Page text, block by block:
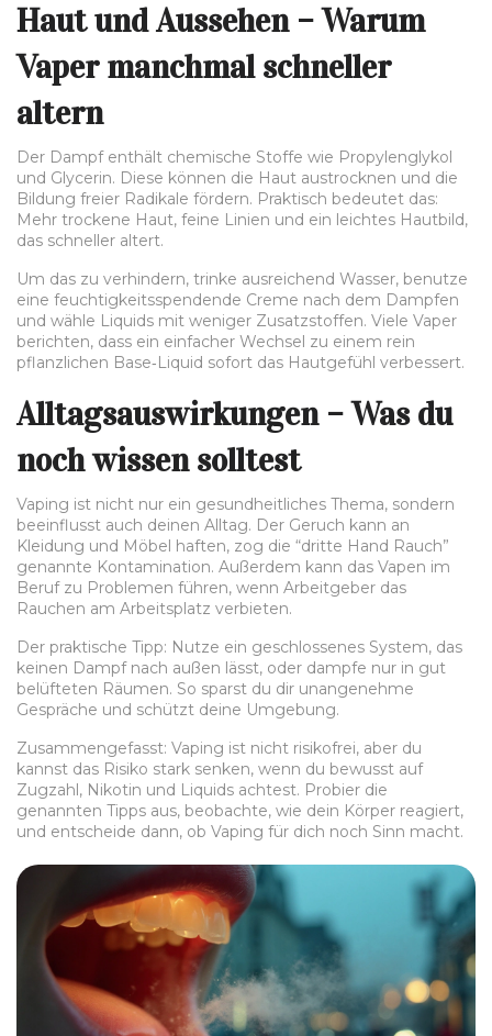
Haut und Aussehen – Warum
Vaper manchmal schneller
altern
Der Dampf enthält chemische Stoffe wie Propylenglykol
und Glycerin. Diese können die Haut austrocknen und die
Bildung freier Radikale fördern. Praktisch bedeutet das:
Mehr trockene Haut, feine Linien und ein leichtes Hautbild,
das schneller altert.
Um das zu verhindern, trinke ausreichend Wasser, benutze
eine feuchtigkeitsspendende Creme nach dem Dampfen
und wähle Liquids mit weniger Zusatzstoffen. Viele Vaper
berichten, dass ein einfacher Wechsel zu einem rein
pflanzlichen Base‑Liquid sofort das Hautgefühl verbessert.
Alltagsauswirkungen – Was du
noch wissen solltest
Vaping ist nicht nur ein gesundheitliches Thema, sondern
beeinflusst auch deinen Alltag. Der Geruch kann an
Kleidung und Möbel haften, zog die “dritte Hand Rauch”
genannte Kontamination. Außerdem kann das Vapen im
Beruf zu Problemen führen, wenn Arbeitgeber das
Rauchen am Arbeitsplatz verbieten.
Der praktische Tipp: Nutze ein geschlossenes System, das
keinen Dampf nach außen lässt, oder dampfe nur in gut
belüfteten Räumen. So sparst du dir unangenehme
Gespräche und schützt deine Umgebung.
Zusammengefasst: Vaping ist nicht risikofrei, aber du
kannst das Risiko stark senken, wenn du bewusst auf
Zugzahl, Nikotin und Liquids achtest. Probier die
genannten Tipps aus, beobachte, wie dein Körper reagiert,
und entscheide dann, ob Vaping für dich noch Sinn macht.